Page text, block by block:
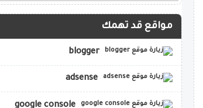
مواقع قد تهمك
blogger